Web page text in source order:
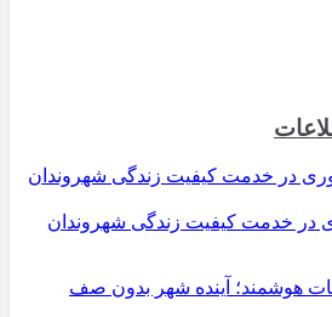
در خدمت کیفیت زندگی شهروندان
هوشمند؛ آینده شهر بدون صف